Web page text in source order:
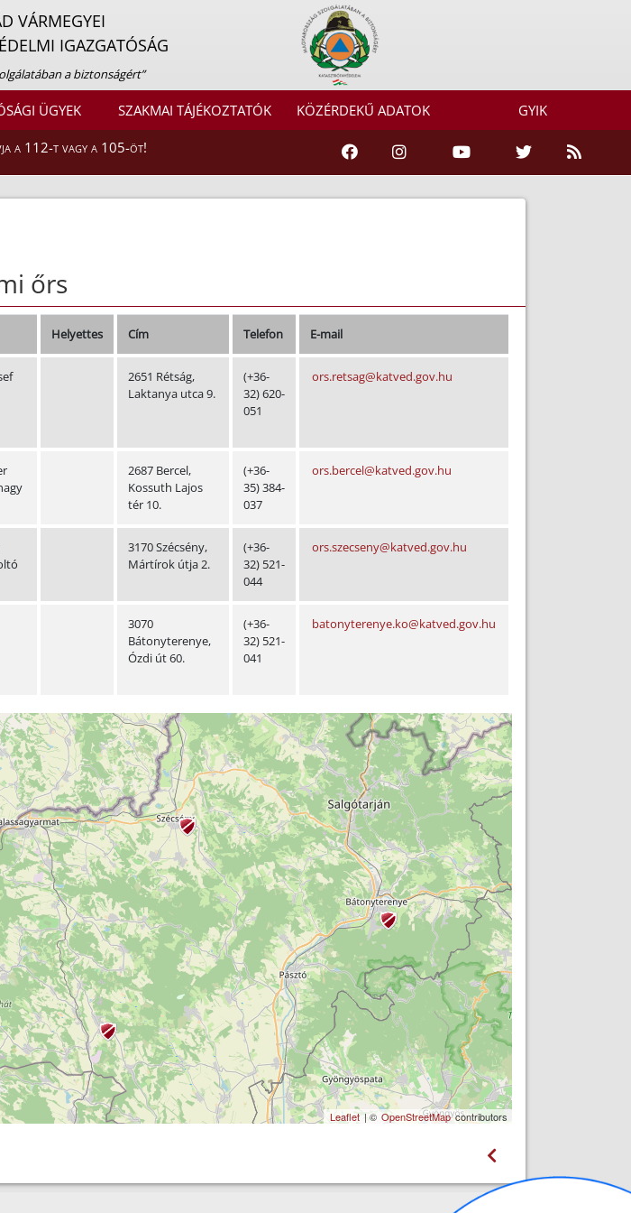
VÁRMEGYEI
IGAZGATÓSÁG
a biztonságért”
ÜGYEK SZAKMAI TÁJÉKOZTATÓK KÖZÉRDEKŰ ADATOK GYIK
a 112-t vagy a 105-öt!
őrs
Helyettes Cím Telefon E-mail
2651 Rétság,
Laktanya utca 9.
(+36-
32) 620-
051
ors.retsag@katved.gov.hu
2687 Bercel,
Kossuth Lajos
tér 10.
(+36-
35) 384-
037
ors.bercel@katved.gov.hu
3170 Szécsény,
Mártírok útja 2.
(+36-
32) 521-
044
ors.szecseny@katved.gov.hu
3070
Bátonyterenye,
Ózdi út 60.
(+36-
32) 521-
041
batonyterenye.ko@katved.gov.hu
Leaflet | © OpenStreetMapcontributors